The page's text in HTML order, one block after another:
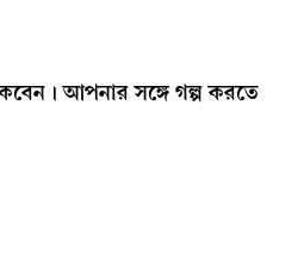
আপনার সঙ্গে গল্প করতে